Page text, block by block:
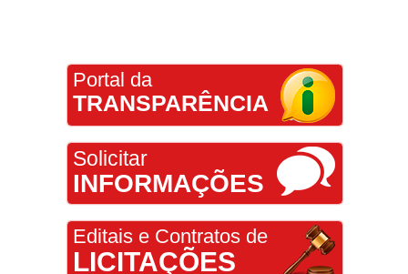
Portal da
TRANSPARÊNCIA
Solicitar
INFORMAÇÕES
Editais e Contratos de
LICITAÇÕES